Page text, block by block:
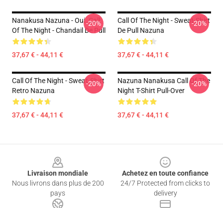
Nanakusa Nazuna - Oui. Call
Of The Night - Chandail De Pull
37,67 € - 44,11 €
-20%
Call Of The Night - Sweat-Shirt
De Pull Nazuna
37,67 € - 44,11 €
-20%
Call Of The Night - Sweat-Shirt
Retro Nazuna
37,67 € - 44,11 €
-20%
Nazuna Nanakusa Call Of The
Night T-Shirt Pull-Over
37,67 € - 44,11 €
-20%
Livraison mondiale
Nous livrons dans plus de 200
pays
Achetez en toute confiance
24/7 Protected from clicks to
delivery